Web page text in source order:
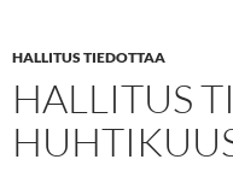
HALLITUS TIEDOTTAA
HALLITUS